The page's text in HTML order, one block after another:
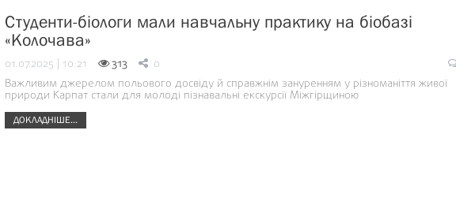
Студенти-біологи мали навчальну практику на біобазі
«Колочава»
01.07.2025 | 10:21 313 0
Важливим джерелом польового досвіду й справжнім зануренням у різноманіття живої
природи Карпат стали для молоді пізнавальні екскурсії Міжгірщиною
ДОКЛАДНІШЕ...